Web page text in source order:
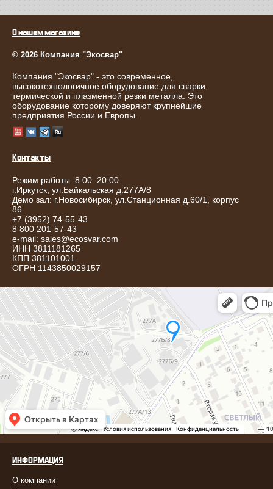
О нашем магазине
© 2026 Компания "Экосвар"
Компания "Экосвар" - это современное,
высокотехнологичное оборудование для сварки,
термической и плазменной резки металла. Это
оборудование которому доверяют крупнейшие
предприятия России и Европы.
Контакты
Режим работы: 8:00–20:00
г.Иркутск ул.Байкальская д.277А/8
Демо зал: г.Новосибирск, ул.Станционная д.60/1, корпус
86
+7 (3952) 74-55-43
8 800 201-57-43
e-mail: sales@ecosvar.com
ИНН 3811181265
КПП 381101001
ОГРН 1143850029157
ИНФОРМАЦИЯ
О компании